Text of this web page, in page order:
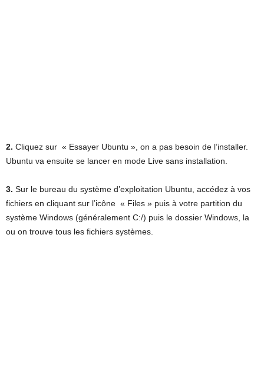
2. Cliquez sur « Essayer Ubuntu », on a pas besoin de l’installer.
Ubuntu va ensuite se lancer en mode Live sans installation.
3. Sur le bureau du système d’exploitation Ubuntu, accédez à vos
fichiers en cliquant sur l’icône « Files » puis à votre partition du
système Windows (généralement C:/) puis le dossier Windows, la
ou on trouve tous les fichiers systèmes.